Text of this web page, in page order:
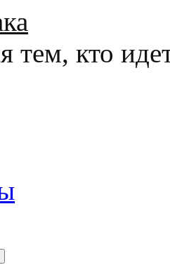
тем, кто